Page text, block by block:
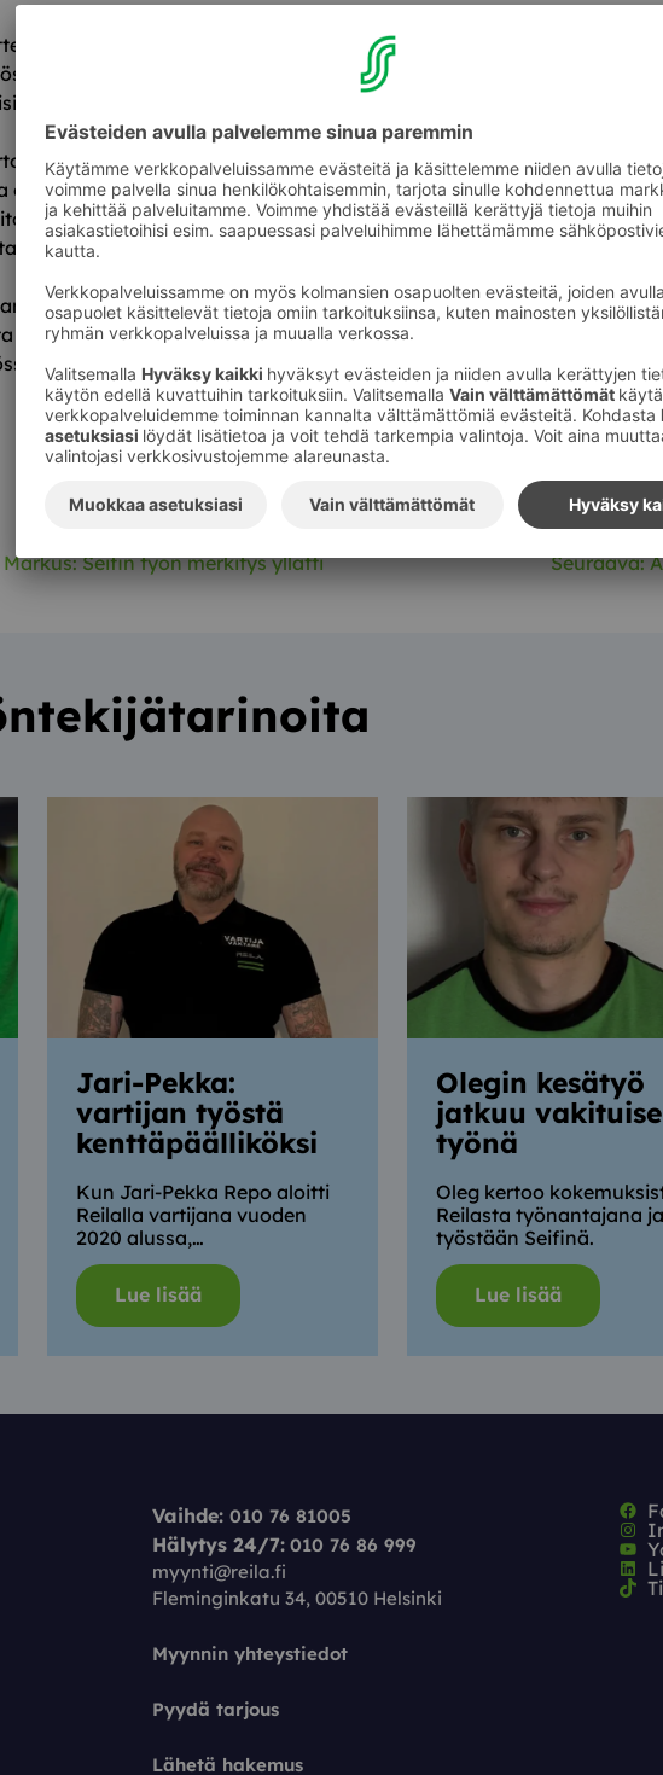
mukana oli myös myyntitiimin Antti:
päässyt tiiviisti työskentelemään Antin kanssa, ja jos joku osaa
ja työn panosta niin hän.”
kuinka opit koulun penkiltä ovat saaneet vahvistusta käytännön
opittu ihmissuhdetaitojen merkitys myynnissä on vahvistunut
myynnissä on mielestäni kyky kuunnella, ymmärtää ja tuoda
nähdä, että tämä toteutuu Reilalla.”
tiivistää harjoittelun tärkeimmän annin:
kuitenkin on ollut kokea se, että pääsee työskentelemään
jossa omilla ideoilla on merkitystä ja niitä kuunnellaan.”
Markus: Seifin työn merkitys yllätti Seuraava:
Jari-Pekka:
vartijan työstä
kenttäpäälliköksi
Kun Jari-Pekka Repo aloitti
Reilalla vartijana vuoden
2020 alussa,…
Lue lisää
Olegin kesätyö
jatkuu
työnä
Oleg kertoo
Reilasta työnantajana ja
työstään Seifinä.
Lue lisää
Vaihde:010 76 81005
Hälytys 24/7: 010 76 86 999
myynti@reila.fi
Fleminginkatu 34, 00510 Helsinki
Myynnin yhteystiedot
Pyydä tarjous
Lähetä hakemus